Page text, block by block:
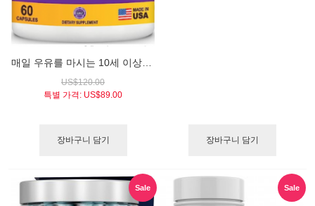
매일 우유를 마시는 10세 이상 청소년 키성장 보조제 / 누베스트 톨 틴즈 파워풀 그로우스 (NuBest Tall Powerful Bone Growth Formula for Children, 10+)
US$120.00
특별 가격: US$89.00
장바구니 담기 장바구니 담기
Sale Sale